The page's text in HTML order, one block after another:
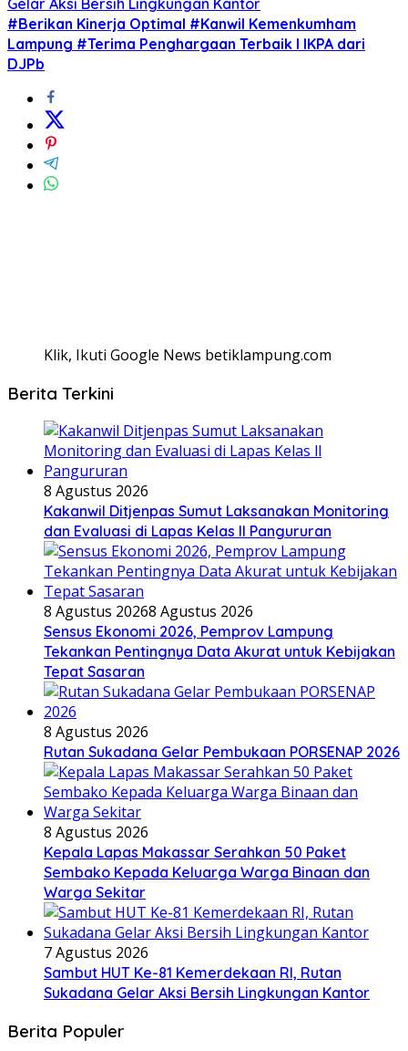
#Berikan Kinerja Optimal #Kanwil Kemenkumham
Lampung #Terima Penghargaan Terbaik I IKPA dari
DJPb
Klik, Ikuti Google News betiklampung.com
Berita Terkini
8 Agustus 2026
Kakanwil Ditjenpas Sumut Laksanakan Monitoring
dan Evaluasi di Lapas Kelas ll Pangururan
8 Agustus 20268 Agustus 2026
Sensus Ekonomi 2026, Pemprov Lampung
Tekankan Pentingnya Data Akurat untuk Kebijakan
Tepat Sasaran
8 Agustus 2026
Rutan Sukadana Gelar Pembukaan PORSENAP 2026
8 Agustus 2026
Kepala Lapas Makassar Serahkan 50 Paket
Sembako Kepada Keluarga Warga Binaan dan
Warga Sekitar
7 Agustus 2026
Sambut HUT Ke-81 Kemerdekaan RI, Rutan
Sukadana Gelar Aksi Bersih Lingkungan Kantor
Berita Populer